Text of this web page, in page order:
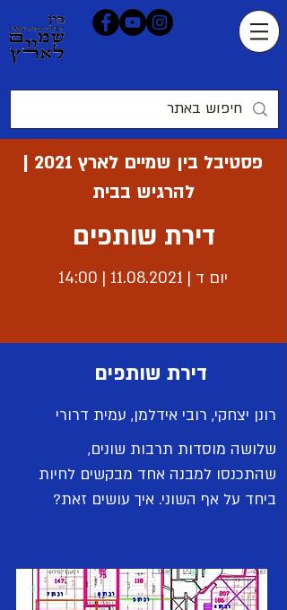
פסטיבל בין שמיים לארץ 2021 |
להרגיש בבית
דירת שותפים
יום ד | 11.08.2021
| 14:00
דירת שותפים
רונן יצחקי, רובי אידלמן, עמית דרורי
שלושה מוסדות תרבות שונים,
שהתכנסו למבנה אחד מבקשים לחיות
ביחד על אף השוני. איך עושים זאת?